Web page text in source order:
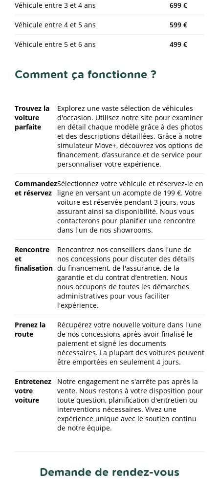
Véhicule entre 3 et 4 ans 699 €
Véhicule entre 4 et 5 ans 599 €
Véhicule entre 5 et 6 ans 499 €
Comment ça fonctionne ?
Trouvez la
voiture
parfaite
Explorez une vaste sélection de véhicules
d'occasion. Utilisez notre site pour examiner
en détail chaque modèle grâce à des photos
et des descriptions détaillées. Grâce à notre
simulateur Move+, découvrez vos options de
financement, d’assurance et de service pour
personnaliser votre expérience.
Commandez
et réservez
Sélectionnez votre véhicule et réservez-le en
ligne en versant un acompte de 199 €. Votre
voiture est réservée pendant 3 jours, vous
assurant ainsi sa disponibilité. Nous vous
contacterons pour planifier une rencontre
dans l'un de nos showrooms.
Rencontre
et
finalisation
Rencontrez nos conseillers dans l'une de
nos concessions pour discuter des détails
du financement, de l'assurance, de la
garantie et du contrat d’entretien. Nous
nous occupons de toutes les démarches
administratives pour vous faciliter
l'expérience.
Prenez la
route
Récupérez votre nouvelle voiture dans l'une
de nos concessions après avoir finalisé le
paiement et signé les documents
nécessaires. La plupart des voitures peuvent
être emportées en seulement 4 jours.
Entretenez
votre
voiture
Notre engagement ne s'arrête pas après la
vente. Nous restons à votre disposition pour
toute question, planification d'entretien ou
interventions nécessaires. Vivez une
expérience unique avec le soutien continu
de notre équipe.
Demande de rendez-vous